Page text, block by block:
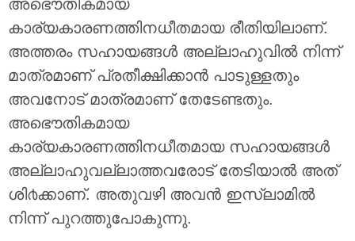
അഭൌതികമായ
കാര്യകാരണത്തിനധീതമായ രീതിയിലാണ്.
അത്തരം സഹായങ്ങള്‍ അല്ലാഹുവില്‍ നിന്ന്
മാത്രമാണ് പ്രതീക്ഷിക്കാന്‍ പാടുള്ളതും
അവനോട് മാത്രമാണ് തേടേണ്ടതും.
അഭൌതികമായ
കാര്യകാരണത്തിനധീതമായ സഹായങ്ങള്‍
അല്ലാഹുവല്ലാത്തവരോട് തേടിയാല്‍ അത്
ശി൪ക്കാണ്. അതുവഴി അവന്‍ ഇസ്ലാമില്‍
നിന്ന് പുറത്തുപോകുന്നു.